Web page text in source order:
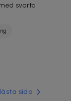
svarta
sida